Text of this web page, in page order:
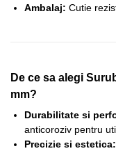
Ambalaj: Cutie
De ce sa alegi
mm?
Durabilitate si
anticoroziv pentru
Precizie si estetica: